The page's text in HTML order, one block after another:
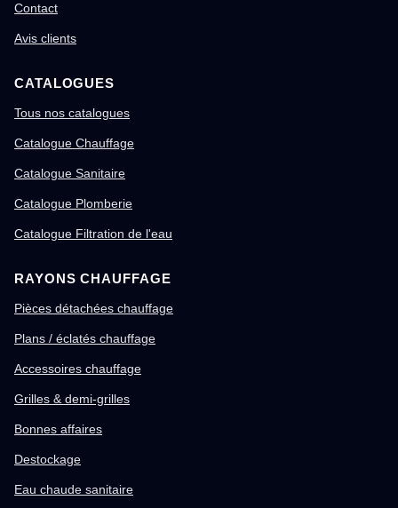
Contact
Avis clients
CATALOGUES
Tous nos catalogues
Catalogue Chauffage
Catalogue Sanitaire
Catalogue Plomberie
Catalogue Filtration de l'eau
RAYONS CHAUFFAGE
Pièces détachées chauffage
Plans / éclatés chauffage
Accessoires chauffage
Grilles & demi-grilles
Bonnes affaires
Destockage
Eau chaude sanitaire